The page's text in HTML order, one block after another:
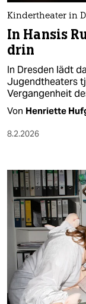
Kindertheater in
In Hansis
drin
In Dresden lädt
Jugendtheaters
Vergangenheit
Von Henriette
8.2.2026